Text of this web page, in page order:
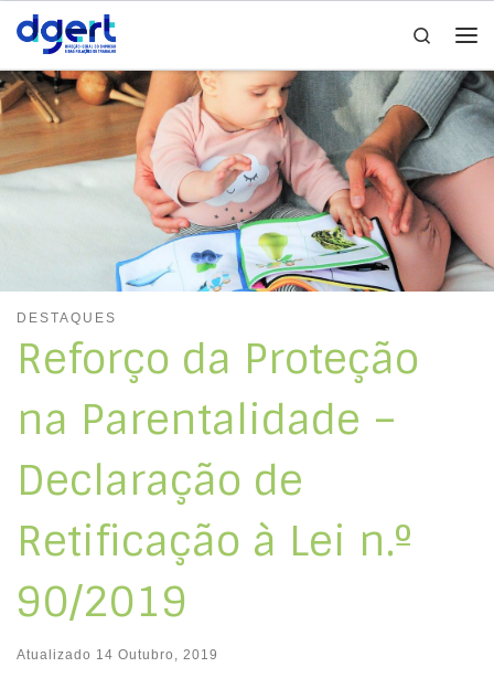
Skip to content
Search
DESTAQUES
Reforço da Proteção
na Parentalidade –
Declaração de
Retificação à Lei n.º
90/2019
Atualizado 14 Outubro, 2019